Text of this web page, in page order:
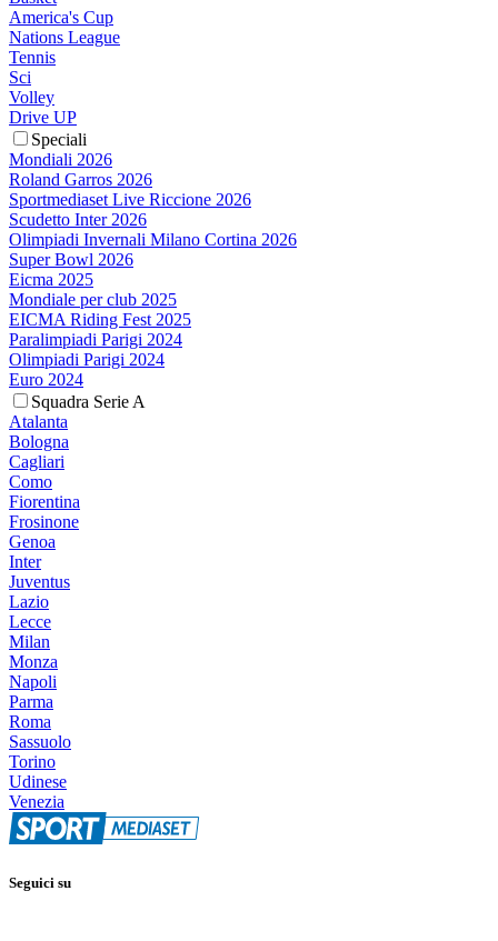
America's Cup
Nations League
Tennis
Sci
Volley
Drive UP
Speciali
Mondiali 2026
Roland Garros 2026
Sportmediaset Live Riccione 2026
Scudetto Inter 2026
Olimpiadi Invernali Milano Cortina 2026
Super Bowl 2026
Eicma 2025
Mondiale per club 2025
EICMA Riding Fest 2025
Paralimpiadi Parigi 2024
Olimpiadi Parigi 2024
Euro 2024
Squadra Serie A
Atalanta
Bologna
Cagliari
Como
Fiorentina
Frosinone
Genoa
Inter
Juventus
Lazio
Lecce
Milan
Monza
Napoli
Parma
Roma
Sassuolo
Torino
Udinese
Venezia
Seguici su